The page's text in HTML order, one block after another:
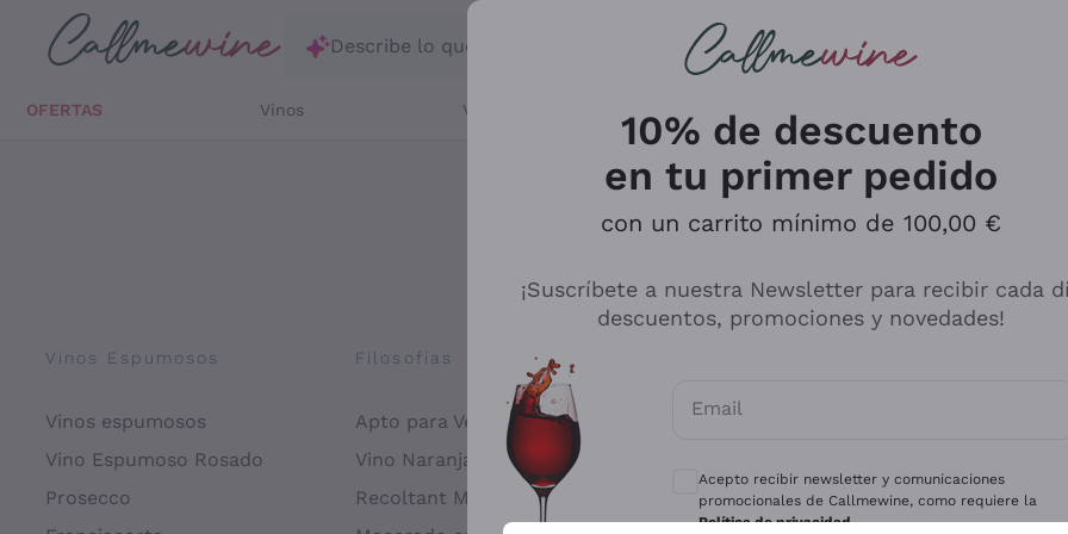
Saltar al contenido principal
Describe lo que estás buscando
OFERTAS Vinos Vinos Blancos
Vinos Espumosos
Vinos espumosos
Vino Espumoso Rosado
Prosecco
Filosofías
Apto para Veganos
Vino Naranja
Recoltant Manipulant
Antinori
Ca' del Bosco
Gavi
10% de descuento
en tu primer pedido
con un carrito mínimo de 100,00 €
¡Suscríbete a nuestra Newsletter para recibir cada
descuentos, promociones y novedades!
Email
Consentimientos opcionales para recibir
Acepto recibir newsletter y comunicaciones
promocionales de Callmewine, como requiere la
Política de privacidad